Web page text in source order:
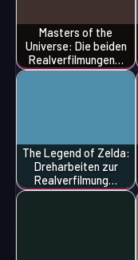
Masters of the
Universe: Die beiden
Realverfilmungen…
The Legend of Zelda:
Dreharbeiten zur
Realverfilmung…